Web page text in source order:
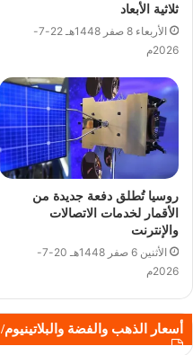
ثلاثية الأبعاد
الأربعاء 8 صفر 1448هـ 22-7-
2026م
روسيا تُطلق دفعة جديدة من
الأقمار لخدمات الاتصالات
والإنترنت
الأثنين 6 صفر 1448هـ 20-7-
2026م
أسعار الذهب والفضة والبلاتينيوم/ Gold, Silver and Platinum Rate